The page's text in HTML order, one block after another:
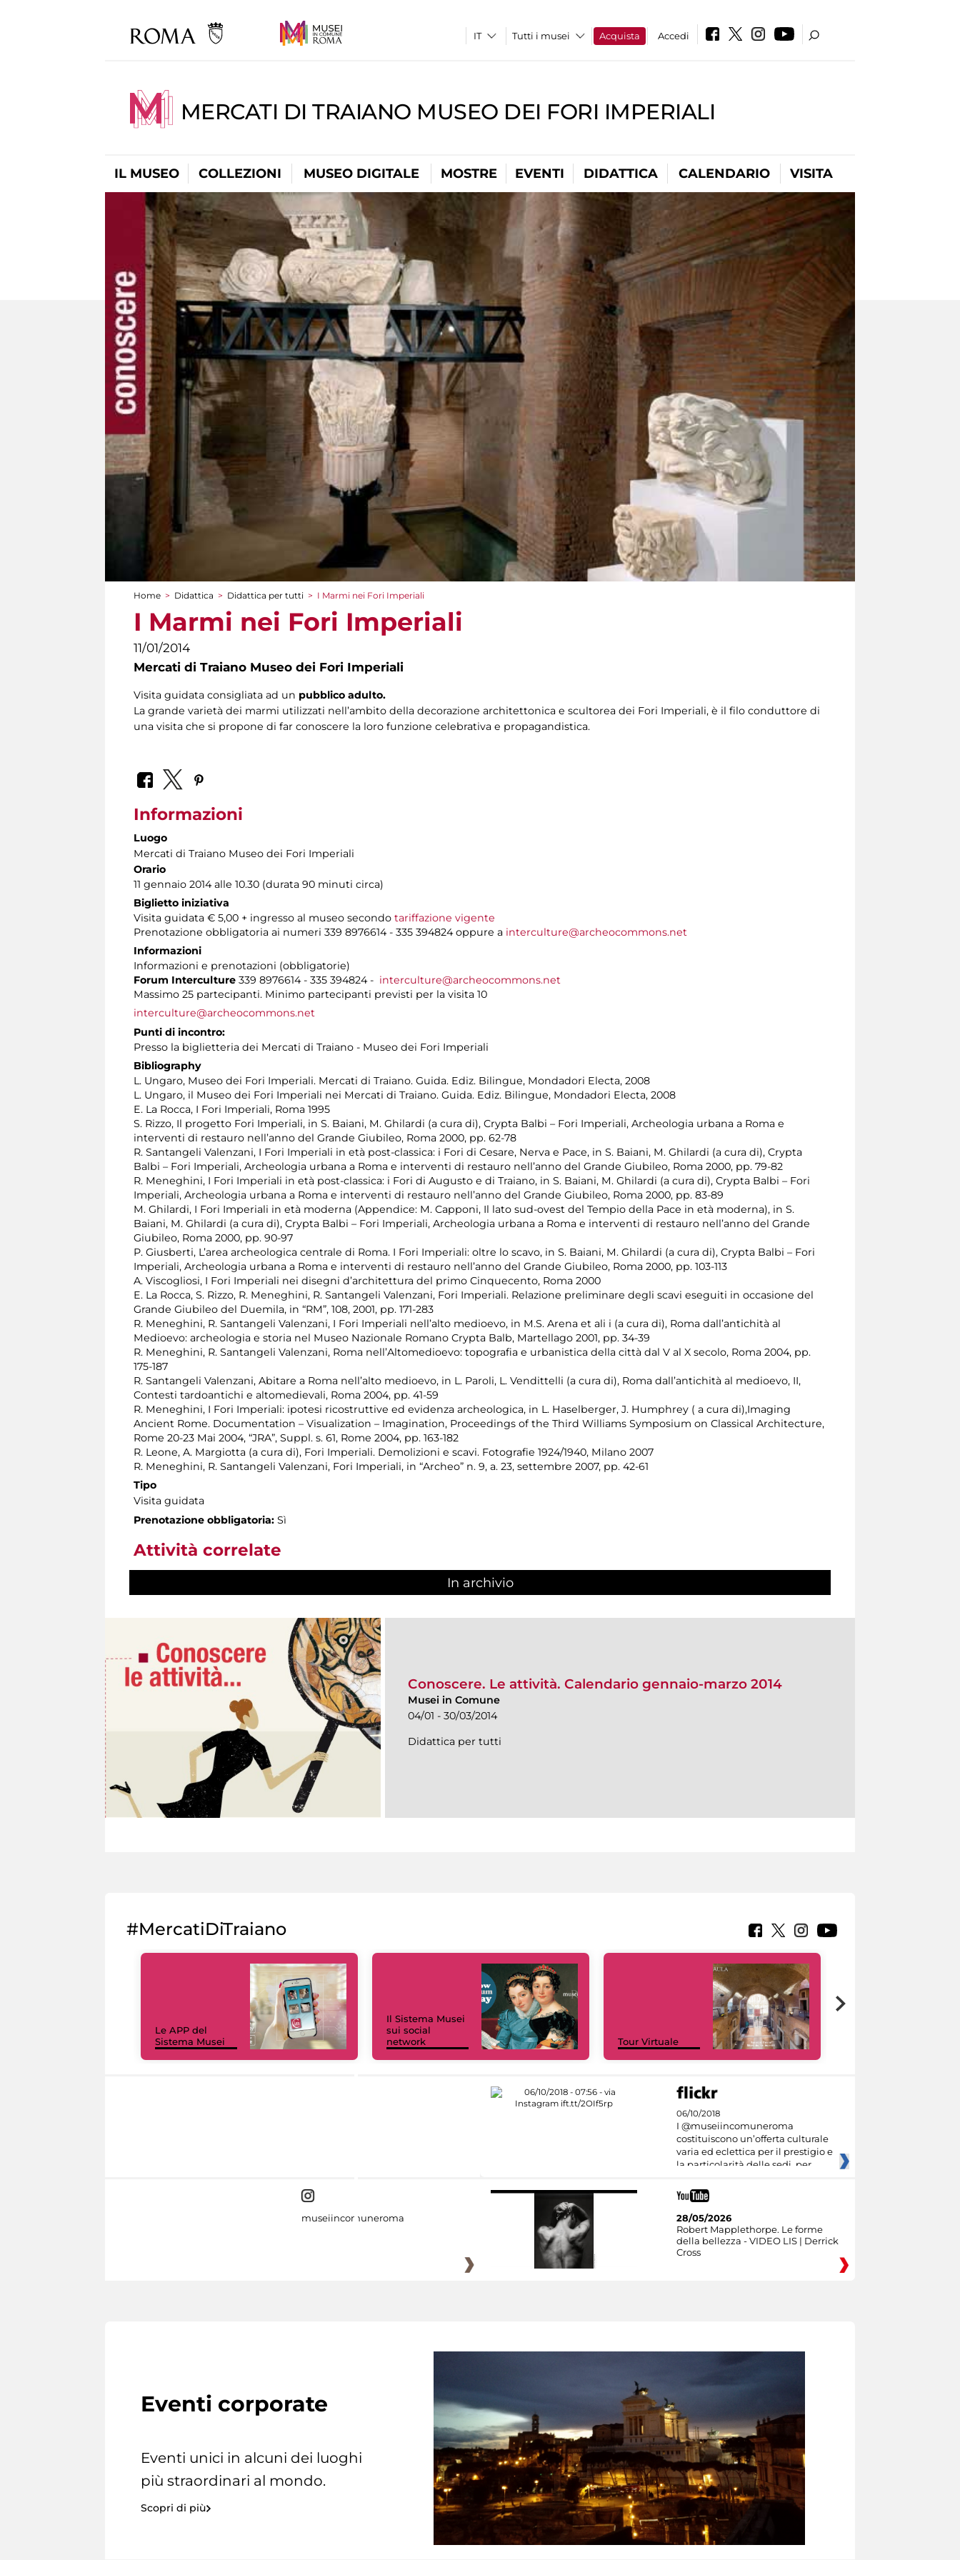
Tutti i musei Acquista Accedi
MERCATI DI TRAIANO MUSEO DEI FORI IMPERIALI
IL MUSEO COLLEZIONI MUSEO DIGITALE MOSTRE EVENTI DIDATTICA CALENDARIO VISITA
Tu sei qui
Home > Didattica > Didattica per tutti > I Marmi nei Fori Imperiali
I Marmi nei Fori Imperiali
11/01/2014
Mercati di Traiano Museo dei Fori Imperiali
Visita guidata consigliata ad un pubblico adulto.
La grande varietà dei marmi utilizzati nell’ambito della decorazione architettonica e scultorea dei Fori Imperiali, è il filo conduttore di
una visita che si propone di far conoscere la loro funzione celebrativa e propagandistica.
Informazioni
Luogo
Mercati di Traiano Museo dei Fori Imperiali
Orario
11 gennaio 2014 alle 10.30 (durata 90 minuti circa)
Biglietto iniziativa
Visita guidata € 5,00 + ingresso al museo secondo tariffazione vigente
Prenotazione obbligatoria ai numeri 339 8976614 - 335 394824 oppure a interculture@archeocommons.net
Informazioni
Informazioni e prenotazioni (obbligatorie)
Forum Interculture 339 8976614 - 335 394824 - interculture@archeocommons.net
Massimo 25 partecipanti. Minimo partecipanti previsti per la visita 10
interculture@archeocommons.net
Punti di incontro:
Presso la biglietteria dei Mercati di Traiano - Museo dei Fori Imperiali
Bibliography
L. Ungaro, Museo dei Fori Imperiali. Mercati di Traiano. Guida. Ediz. Bilingue, Mondadori Electa, 2008
L. Ungaro, il Museo dei Fori Imperiali nei Mercati di Traiano. Guida. Ediz. Bilingue, Mondadori Electa, 2008
E. La Rocca, I Fori Imperiali, Roma 1995
S. Rizzo, Il progetto Fori Imperiali, in S. Baiani, M. Ghilardi (a cura di), Crypta Balbi – Fori Imperiali, Archeologia urbana a Roma e
interventi di restauro nell’anno del Grande Giubileo, Roma 2000, pp. 62-78
R. Santangeli Valenzani, I Fori Imperiali in età post-classica: i Fori di Cesare, Nerva e Pace, in S. Baiani, M. Ghilardi (a cura di), Crypta
Balbi – Fori Imperiali, Archeologia urbana a Roma e interventi di restauro nell’anno del Grande Giubileo, Roma 2000, pp. 79-82
R. Meneghini, I Fori Imperiali in età post-classica: i Fori di Augusto e di Traiano, in S. Baiani, M. Ghilardi (a cura di), Crypta Balbi – Fori
Imperiali, Archeologia urbana a Roma e interventi di restauro nell’anno del Grande Giubileo, Roma 2000, pp. 83-89
M. Ghilardi, I Fori Imperiali in età moderna (Appendice: M. Capponi, Il lato sud-ovest del Tempio della Pace in età moderna), in S.
Baiani, M. Ghilardi (a cura di), Crypta Balbi – Fori Imperiali, Archeologia urbana a Roma e interventi di restauro nell’anno del Grande
Giubileo, Roma 2000, pp. 90-97
P. Giusberti, L’area archeologica centrale di Roma. I Fori Imperiali: oltre lo scavo, in S. Baiani, M. Ghilardi (a cura di), Crypta Balbi – Fori
Imperiali, Archeologia urbana a Roma e interventi di restauro nell’anno del Grande Giubileo, Roma 2000, pp. 103-113
A. Viscogliosi, I Fori Imperiali nei disegni d’architettura del primo Cinquecento, Roma 2000
E. La Rocca, S. Rizzo, R. Meneghini, R. Santangeli Valenzani, Fori Imperiali. Relazione preliminare degli scavi eseguiti in occasione del
Grande Giubileo del Duemila, in “RM”, 108, 2001, pp. 171-283
R. Meneghini, R. Santangeli Valenzani, I Fori Imperiali nell’alto medioevo, in M.S. Arena et ali i (a cura di), Roma dall’antichità al
Medioevo: archeologia e storia nel Museo Nazionale Romano Crypta Balb, Martellago 2001, pp. 34-39
R. Meneghini, R. Santangeli Valenzani, Roma nell’Altomedioevo: topografia e urbanistica della città dal V al X secolo, Roma 2004, pp.
175-187
R. Santangeli Valenzani, Abitare a Roma nell’alto medioevo, in L. Paroli, L. Vendittelli (a cura di), Roma dall’antichità al medioevo, II,
Contesti tardoantichi e altomedievali, Roma 2004, pp. 41-59
R. Meneghini, I Fori Imperiali: ipotesi ricostruttive ed evidenza archeologica, in L. Haselberger, J. Humphrey ( a cura di),Imaging
Ancient Rome. Documentation – Visualization – Imagination, Proceedings of the Third Williams Symposium on Classical Architecture,
Rome 20-23 Mai 2004, “JRA”, Suppl. s. 61, Rome 2004, pp. 163-182
R. Leone, A. Margiotta (a cura di), Fori Imperiali. Demolizioni e scavi. Fotografie 1924/1940, Milano 2007
R. Meneghini, R. Santangeli Valenzani, Fori Imperiali, in “Archeo” n. 9, a. 23, settembre 2007, pp. 42-61
Tipo
Visita guidata
Prenotazione obbligatoria: Sì
Attività correlate
In archivio
Conoscere. Le attività. Calendario gennaio-marzo 2014
Musei in Comune
04/01 - 30/03/2014
Didattica per tutti
#MercatiDiTraiano
Le APP del
Sistema Musei
Il Sistema Musei
sui social
network
Tour Virtuale
06/10/2018
I @museiincomuneroma
costituiscono un’offerta culturale
varia ed eclettica per il prestigio e
la particolarità delle sedi, per
museiincomuneroma
28/05/2026
Robert Mapplethorpe. Le forme
della bellezza - VIDEO LIS | Derrick
Cross
Eventi corporate
Eventi unici in alcuni dei luoghi
più straordinari al mondo.
Scopri di più